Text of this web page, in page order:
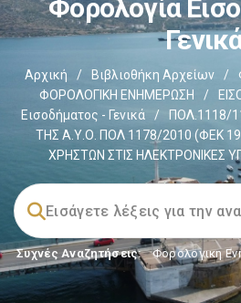
Φορολογία
Αρχική / Βιβλιοθήκη Αρχείων /
ΦΟΡΟΛΟΓΙΚΗ ΕΝΗΜΕΡΩΣΗ
/
Εισοδήματος - Γενικά
/
ΠΟΛ.1118/
ΤΗΣ Α.Υ.Ο. ΠΟΛ 1178/2010 (ΦΕΚ
ΧΡΗΣΤΩΝ ΣΤΙΣ ΗΛΕΚΤΡΟΝΙΚΕΣ
Συχνές Αναζητήσεις: Φορολογικη